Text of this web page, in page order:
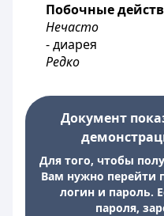
Побочные
Нечасто
- диарея
Редко
Документ
Для того, чтобы
Вам нужно перейти
логин и пароль.
пароля,